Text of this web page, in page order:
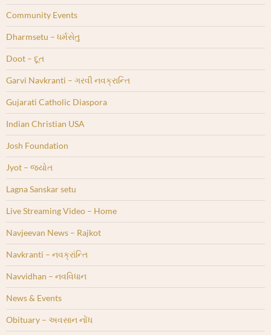
Community Events
Dharmsetu – ધર્મસેતુ
Doot – દૂત
Garvi Navkranti – ગરવી નવક્રાન્તિ
Gujarati Catholic Diaspora
Indian Christian USA
Josh Foundation
Jyot – જ્યોત
Lagna Sanskar setu
Live Streaming Video – Home
Navjeevan News – Rajkot
Navkranti – નવક્રાંન્તિ
Navvidhan – નવવિધાન
News & Events
Obituary – અવસાન નોંધ